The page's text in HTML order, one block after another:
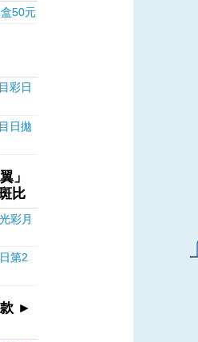
50元
彩日
日拋
」
比
彩月
第2
款 ►